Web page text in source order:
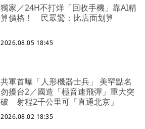
獨家／24H不打烊「回收手機」靠AI精
算價格！ 民眾驚：比店面划算
2026.08.05 18:45
共軍首曝「人形機器士兵」 美罕點名
勿擾台2／國造「極音速飛彈」重大突
破 射程2千公里可「直通北京」
2026.08.02 18:35